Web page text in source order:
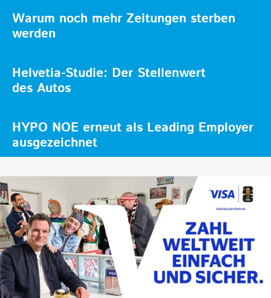
Warum noch mehr Zeitungen sterben
werden
Helvetia-Studie: Der Stellenwert
des Autos
HYPO NOE erneut als Leading Employer
ausgezeichnet